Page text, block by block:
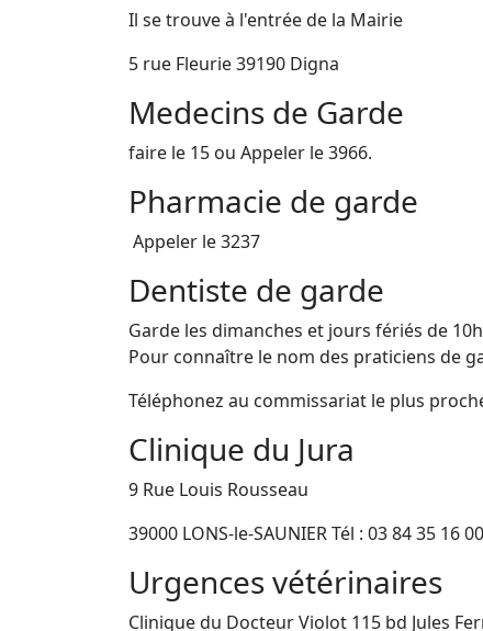
Il se trouve à l'entrée de la Mairie
5 rue Fleurie 39190 Digna
Medecins de Garde
faire le 15 ou Appeler le 3966.
Pharmacie de garde
Appeler le 3237
Dentiste de garde
Garde les dimanches et jours fériés de
Pour connaître le nom des praticiens de
Téléphonez au commissariat le plus
Clinique du Jura
9 Rue Louis Rousseau
39000 LONS-le-SAUNIER Tél : 03 84 35 16 00
Urgences vétérinaires
Clinique du Docteur Violot 115 bd Jules